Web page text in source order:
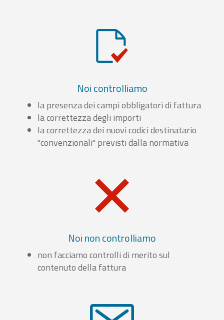
Noi controlliamo
la presenza dei campi obbligatori di fattura
la correttezza degli importi
la correttezza dei nuovi codici destinatario
"convenzionali" previsti dalla normativa
Noi non controlliamo
non facciamo controlli di merito sul
contenuto della fattura